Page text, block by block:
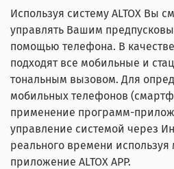
Используя систему ALTOX Вы
управлять Вашим
помощью телефона. В
подходят все мобильные и
тональным вызовом. Для
мобильных телефонов
применение программ-
управление системой через
реального времени
приложение ALTOX APP.